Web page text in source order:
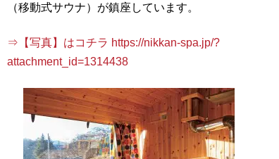
（移動式サウナ）が鎮座しています。
⇒【写真】はコチラ https://nikkan-spa.jp/?
attachment_id=1314438